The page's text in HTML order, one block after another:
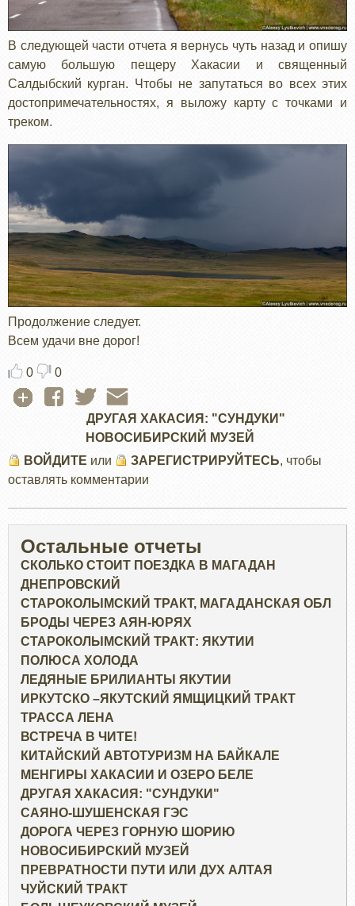
В следующей части отчета я вернусь чуть назад и опишу
самую большую пещеру Хакасии и священный
Салдыбский курган. Чтобы не запутаться во всех этих
достопримечательностях, я выложу карту с точками и
треком.
Продолжение следует.
Всем удачи вне дорог!
0 0
ДРУГАЯ ХАКАСИЯ: "СУНДУКИ"
НОВОСИБИРСКИЙ МУЗЕЙ
ВОЙДИТЕ или ЗАРЕГИСТРИРУЙТЕСЬ, чтобы
оставлять комментарии
Остальные отчеты
СКОЛЬКО СТОИТ ПОЕЗДКА В МАГАДАН
ДНЕПРОВСКИЙ
СТАРОКОЛЫМСКИЙ ТРАКТ, МАГАДАНСКАЯ ОБЛ
БРОДЫ ЧЕРЕЗ АЯН-ЮРЯХ
СТАРОКОЛЫМСКИЙ ТРАКТ: ЯКУТИИ
ПОЛЮСА ХОЛОДА
ЛЕДЯНЫЕ БРИЛИАНТЫ ЯКУТИИ
ИРКУТСКО –ЯКУТСКИЙ ЯМЩИЦКИЙ ТРАКТ
ТРАССА ЛЕНА
ВСТРЕЧА В ЧИТЕ!
КИТАЙСКИЙ АВТОТУРИЗМ НА БАЙКАЛЕ
МЕНГИРЫ ХАКАСИИ И ОЗЕРО БЕЛЕ
ДРУГАЯ ХАКАСИЯ: "СУНДУКИ"
САЯНО-ШУШЕНСКАЯ ГЭС
ДОРОГА ЧЕРЕЗ ГОРНУЮ ШОРИЮ
НОВОСИБИРСКИЙ МУЗЕЙ
ПРЕВРАТНОСТИ ПУТИ ИЛИ ДУХ АЛТАЯ
ЧУЙСКИЙ ТРАКТ